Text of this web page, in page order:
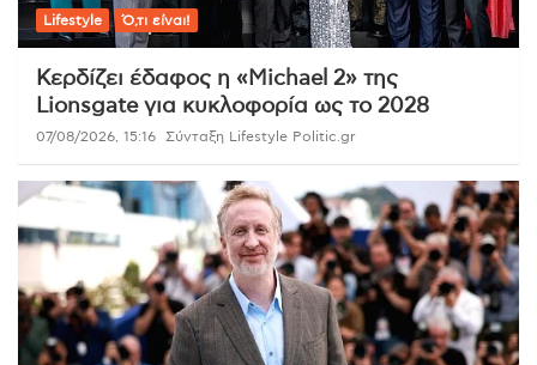
Lifestyle Ό,τι είναι!
Κερδίζει έδαφος η «Michael 2» της
Lionsgate για κυκλοφορία ως το 2028
07/08/2026, 15:16 Σύνταξη Lifestyle Politic.gr